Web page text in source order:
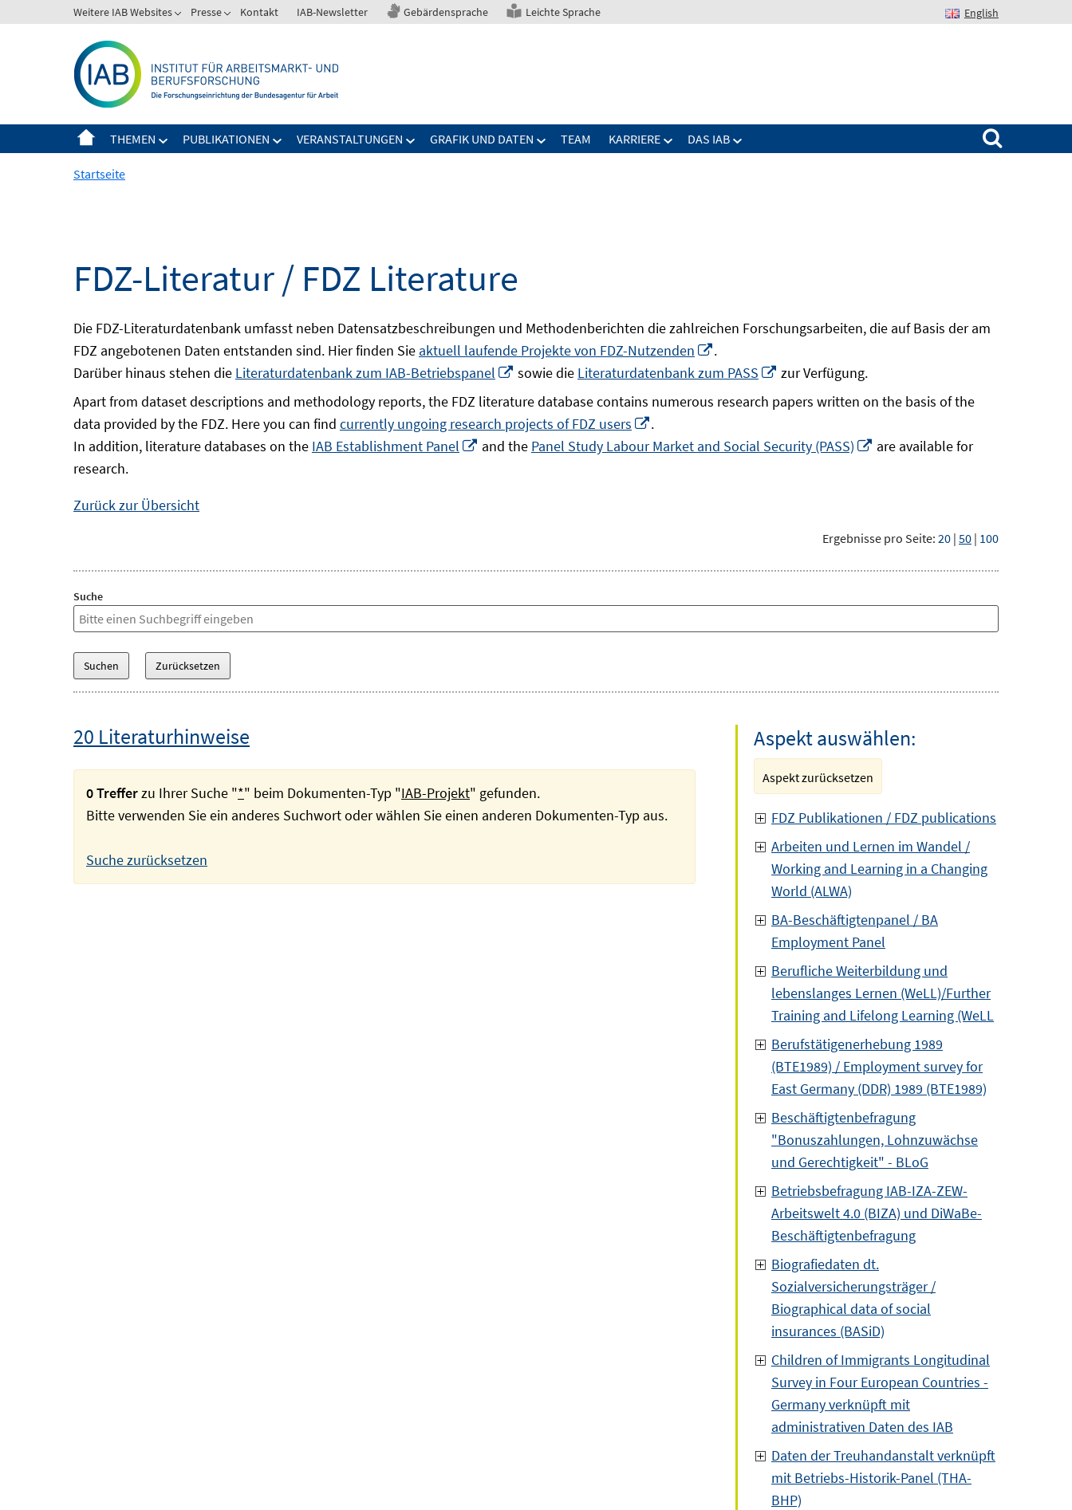
zum
Weitere IAB Websites Presse Kontakt IAB-Newsletter Gebärdensprache Leichte Sprache English
THEMEN PUBLIKATIONEN VERANSTALTUNGEN GRAFIK UND DATEN TEAM KARRIERE DAS IAB
Suchen nach:
Startseite
FDZ-Literatur / FDZ Literature
Die FDZ-Literaturdatenbank umfasst neben Datensatzbeschreibungen und Methodenberichten die zahlreichen Forschungsarbeiten, die auf Basis der am
FDZ angebotenen Daten entstanden sind. Hier finden Sie aktuell laufende Projekte von FDZ-Nutzenden
In
neuem
.
Darüber hinaus stehen die Literaturdatenbank zum IAB-Betriebspanel
In
neuem
Fenster
öffnen
sowie die Literaturdatenbank zum PASS
In
öffnen
zur Verfügung.
Apart from dataset descriptions and methodology reports, the FDZ literature database contains numerous research papers written on the basis of the
data provided by the FDZ. Here you can find currently ungoing research projects of FDZ users
In
neuem
.
In addition, literature databases on the IAB Establishment Panel
In
and the Panel Study Labour Market and Social Security (PASS)
In
are available for
research.
Zurück zur Übersicht
Ergebnisse pro Seite: 20 | 50 | 100
Suche
20 Literaturhinweise
0 Trefferzu Ihrer Suche "*" beim Dokumenten-Typ "IAB-Projekt" gefunden.
Bitte verwenden Sie ein anderes Suchwort oder wählen Sie einen anderen Dokumenten-Typ aus.
Suche zurücksetzen
Aspekt auswählen:
Aspekt zurücksetzen
FDZ Publikationen / FDZ publications
Arbeiten und Lernen im Wandel /
Working and Learning in a Changing
World (ALWA)
BA-Beschäftigtenpanel / BA
Employment Panel
Berufliche Weiterbildung und
lebenslanges Lernen (WeLL)/Further
Training and Lifelong Learning (WeLL
Berufstätigenerhebung 1989
(BTE1989) / Employment survey for
East Germany (DDR) 1989 (BTE1989)
Beschäftigtenbefragung
"Bonuszahlungen, Lohnzuwächse
und Gerechtigkeit" - BLoG
Betriebsbefragung IAB-IZA-ZEW-
Arbeitswelt 4.0 (BIZA) und DiWaBe-
Beschäftigtenbefragung
Biografiedaten dt.
Sozialversicherungsträger /
Biographical data of social
insurances (BASiD)
Children of Immigrants Longitudinal
Survey in Four European Countries -
Germany verknüpft mit
administrativen Daten des IAB
Daten der Treuhandanstalt verknüpft
mit Betriebs-Historik-Panel (THA-
BHP)